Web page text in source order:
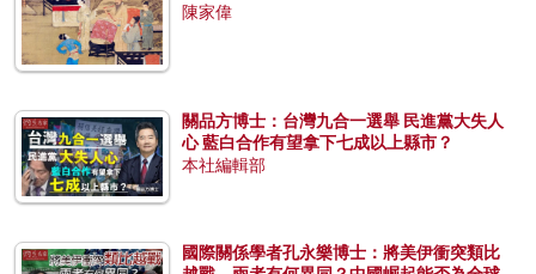
陳家偉
關品方博士：台灣九合一選舉 民進黨大失人
心 藍白合作有望拿下七成以上縣市？
本社編輯部
國際關係學者孔永樂博士：將美伊衝突類比